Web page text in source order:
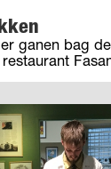
ganen bag